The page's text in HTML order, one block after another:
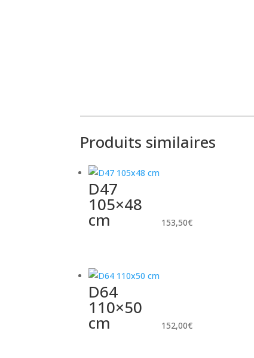
Produits similaires
D47
105×48
cm 153,50€
D64
110×50
cm 152,00€